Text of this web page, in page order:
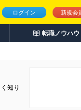
ログイン 新規会
転職ノウハウ
知り